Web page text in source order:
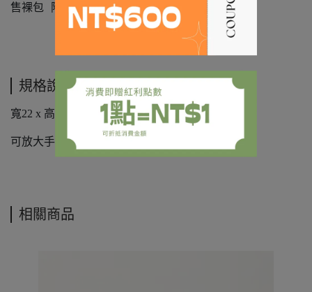
售裸包 附贈：訂製防塵袋。
規格說明
寬22 x 高12 x 厚度7cm，
可放大手機、長夾。
相關商品